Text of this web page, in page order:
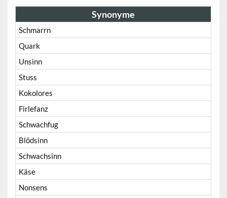
Synonyme
Schmarrn
Quark
Unsinn
Stuss
Kokolores
Firlefanz
Schwachfug
Blödsinn
Schwachsinn
Käse
Nonsens